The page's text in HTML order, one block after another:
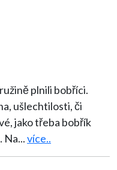
plnili bobříci.
ušlechtilosti, či
jako třeba bobřík
Na...více..